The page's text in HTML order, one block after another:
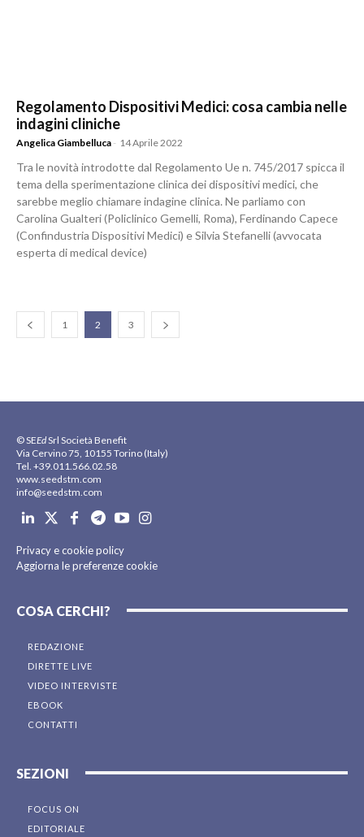
Regolamento Dispositivi Medici: cosa cambia nelle
indagini cliniche
Angelica Giambelluca - 14 Aprile 2022
Tra le novità introdotte dal Regolamento Ue n. 745/2017 spicca il
tema della sperimentazione clinica dei dispositivi medici, che
sarebbe meglio chiamare indagine clinica. Ne parliamo con
Carolina Gualteri (Policlinico Gemelli, Roma), Ferdinando Capece
(Confindustria Dispositivi Medici) e Silvia Stefanelli (avvocata
esperta di medical device)
1 2 3
© SEEdSrl Società Benefit
Via Cervino 75, 10155 Torino (Italy)
Tel. +39.011.566.02.58
www.seedstm.com
info@seedstm.com
Privacy e cookie policy
Aggiorna le preferenze cookie
COSA CERCHI?
REDAZIONE
DIRETTE LIVE
VIDEO INTERVISTE
EBOOK
CONTATTI
SEZIONI
FOCUS ON
EDITORIALE